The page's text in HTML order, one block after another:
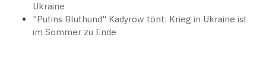
Ukraine
"Putins Bluthund" Kadyrow tönt: Krieg in Ukraine ist
im Sommer zu Ende